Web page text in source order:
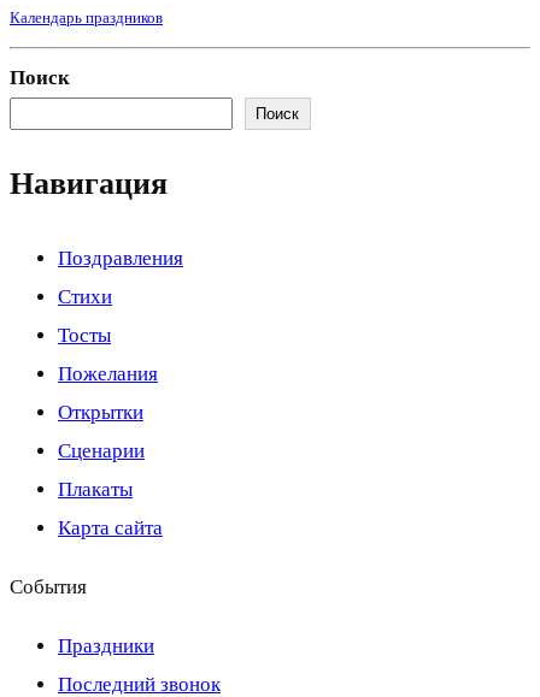
Календарь праздников
Поиск
Поиск
Навигация
Поздравления
Стихи
Тосты
Пожелания
Открытки
Сценарии
Плакаты
Карта сайта
События
Праздники
Последний звонок